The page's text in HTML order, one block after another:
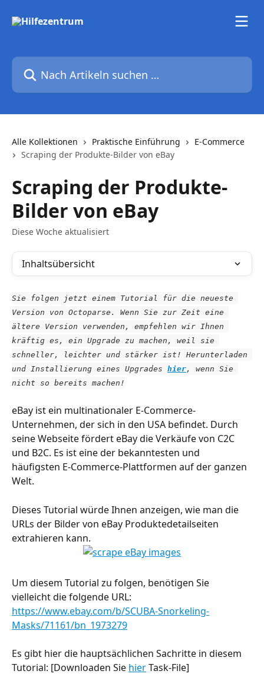
Nach Artikeln suchen …
Alle Kollektionen Praktische Einführung
E-Commerce
Scraping der Produkte-Bilder von eBay
Scraping der Produkte-
Bilder von eBay
Diese Woche aktualisiert
Inhaltsübersicht
Sie folgen jetzt einem Tutorial für die neueste
Version von Octoparse. Wenn Sie zur Zeit eine
ältere Version verwenden, empfehlen wir Ihnen
kräftig es, ein Upgrade zu machen, weil sie
schneller, leichter und stärker ist! Herunterladen
und Installierung eines Upgrades hier, wenn Sie
nicht so bereits machen!
eBay ist ein multinationaler E-Commerce-
Unternehmen, der sich in den USA befindet. Durch
seine Webseite fördert eBay die Verkäufe von C2C
und B2C. Es ist eine der bekanntesten und
häufigsten E-Commerce-Plattformen auf der ganzen
Welt.
Dieses Tutorial würde Ihnen anzeigen, wie man die
URLs der Bilder von eBay Produktedetailseiten
extrahieren kann.
Um diesem Tutorial zu folgen, benötigen Sie
vielleicht die folgende URL:
https://www.ebay.com/b/SCUBA-Snorkeling-
Masks/71161/bn_1973279
Es gibt hier die hauptsächlichen Sachritte in diesem
Tutorial: [Downloaden Sie hier Task-File]